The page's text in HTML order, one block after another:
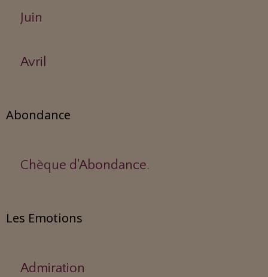
Juin
Avril
Abondance
Chèque d'Abondance.
Les Emotions
Admiration